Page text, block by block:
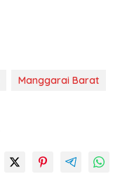
Manggarai Barat